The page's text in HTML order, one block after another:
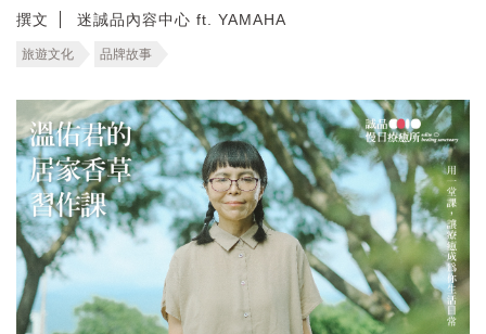
撰文 迷誠品內容中心 ft. YAMAHA
旅遊文化 品牌故事